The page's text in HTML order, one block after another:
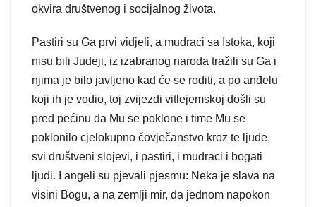
okvira društvenog i socijalnog života.
Pastiri su Ga prvi vidjeli, a mudraci sa Istoka, koji
nisu bili Judeji, iz izabranog naroda tražili su Ga i
njima je bilo javljeno kad će se roditi, a po anđelu
koji ih je vodio, toj zvijezdi vitlejemskoj došli su
pred pećinu da Mu se poklone i time Mu se
poklonilo cjelokupno čovječanstvo kroz te ljude,
svi društveni slojevi, i pastiri, i mudraci i bogati
ljudi. I angeli su pjevali pjesmu: Neka je slava na
visini Bogu, a na zemlji mir, da jednom napokon